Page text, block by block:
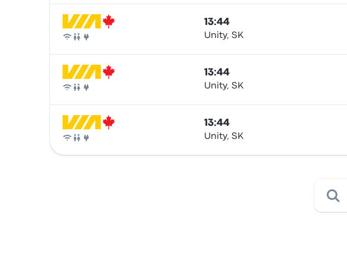
Zug
13:44
Unity, SK
Zug
13:44
Unity, SK
Zug
13:44
Unity, SK